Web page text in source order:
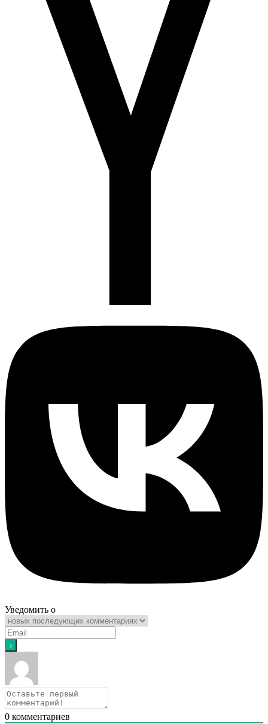
Уведомить о
0 комментариев